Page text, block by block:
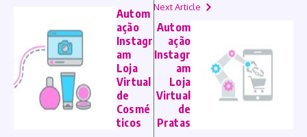
Autom
ação
Instagr
am
Loja
Virtual
de
Cosmé
ticos
Next Article
Autom
ação
Instagr
am
Loja
Virtual
de
Pratas